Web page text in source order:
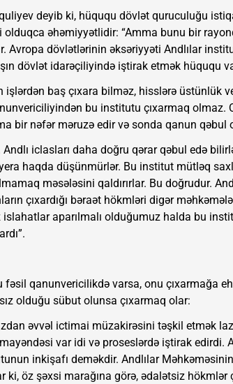
deyib ki, hüququ dövlət quruculuğu
olduqca əhəmiyyətlidir: “Amma bunu bir
Avropa dövlətlərinin əksəriyyəti Andlılar
dövlət idarəçiliyində iştirak etmək hüququ
işlərdən baş çıxara bilməz, hisslərə üstünlük
bu institutu çıxarmaq olmaz.
bir nəfər məruzə edir və sonda qanun qəbul
iclasları daha doğru qərar qəbul edə
haqda düşünmürlər. Bu institut mütləq
məsələsini qaldırırlar. Bu doğrudur.
çıxardığı bəraət hökmləri digər
aparılmalı olduğumuz halda bu
qanunvericilikdə varsa, onu çıxarmağa
olduğu sübut olunsa çıxarmaq olar:
əvvəl ictimai müzakirəsini təşkil etmək
var idi və proseslərdə iştirak edirdi.
inkişafı deməkdir. Andlılar
ki, öz şəxsi marağına görə, ədalətsiz hökmlər